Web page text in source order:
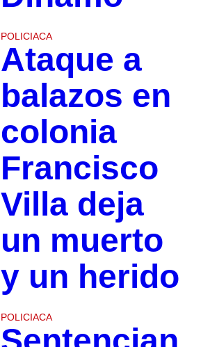
POLICIACA
Ataque a
balazos en
colonia
Francisco
Villa deja
un muerto
y un herido
POLICIACA